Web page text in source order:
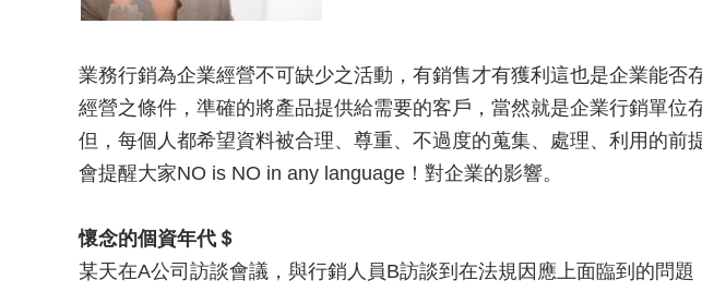
業務行銷為企業經營不可缺少之活動，有銷售才有獲利這也是企業能否
經營之條件，準確的將產品提供給需要的客戶，當然就是企業行銷單位
但，每個人都希望資料被合理、尊重、不過度的蒐集、處理、利用的前
會提醒大家NO is NO in any language！對企業的影響。
懷念的個資年代＄
某天在A公司訪談會議，與行銷人員B訪談到在法規因應上面臨到的問題